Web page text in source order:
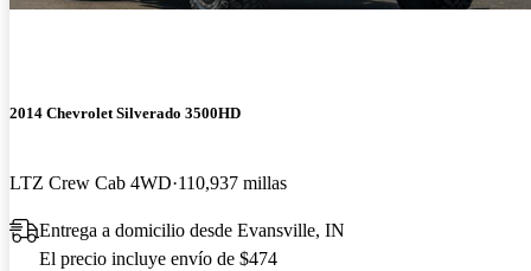
2014 Chevrolet Silverado 3500HD
LTZ Crew Cab 4WD 110,937 millas
Entrega a domicilio desde Evansville, IN
El precio incluye envío de $474